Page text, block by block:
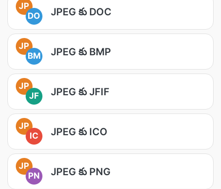
JP
DO
JPEG కు DOC
JP
BM
JPEG కు BMP
JP
JF
JPEG కు JFIF
JP
IC
JPEG కు ICO
JP
PN
JPEG కు PNG